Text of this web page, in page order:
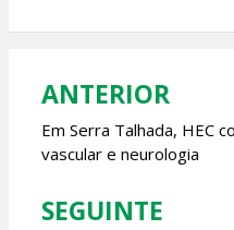
k
Navegação
de
Post
ANTERIOR
Em Serra Talhada, HEC
vascular e neurologia
SEGUINTE